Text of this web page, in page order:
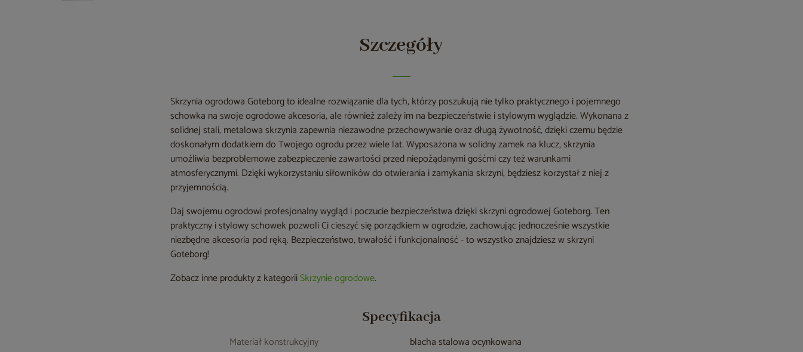
Szczegóły
Skrzynia ogrodowa Goteborg to idealne rozwiązanie dla tych, którzy poszukują nie tylko praktycznego i pojemnego
schowka na swoje ogrodowe akcesoria, ale również zależy im na bezpieczeństwie i stylowym wyglądzie. Wykonana z
solidnej stali, metalowa skrzynia zapewnia niezawodne przechowywanie oraz długą żywotność, dzięki czemu będzie
doskonałym dodatkiem do Twojego ogrodu przez wiele lat. Wyposażona w solidny zamek na klucz, skrzynia
umożliwia bezproblemowe zabezpieczenie zawartości przed niepożądanymi gośćmi czy też warunkami
atmosferycznymi. Dzięki wykorzystaniu siłowników do otwierania i zamykania skrzyni, będziesz korzystał z niej z
przyjemnością.
Daj swojemu ogrodowi profesjonalny wygląd i poczucie bezpieczeństwa dzięki skrzyni ogrodowej Goteborg. Ten
praktyczny i stylowy schowek pozwoli Ci cieszyć się porządkiem w ogrodzie, zachowując jednocześnie wszystkie
niezbędne akcesoria pod ręką. Bezpieczeństwo, trwałość i funkcjonalność - to wszystko znajdziesz w skrzyni
Goteborg!
Zobacz inne produkty z kategoriiSkrzynie ogrodowe.
Specyfikacja
Materiał konstrukcyjny
blacha stalowa ocynkowana